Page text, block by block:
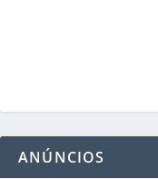
ANÚNCIOS